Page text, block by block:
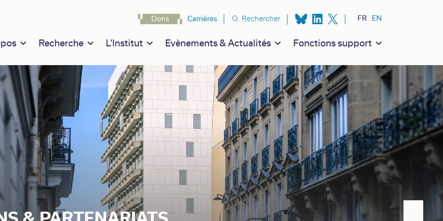
navigation
Recherche L'Institut Evènements & Actualités Fonctions support
Navigation secondaire
Dons Carrières Rechercher FR EN